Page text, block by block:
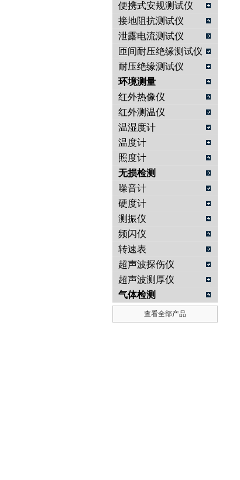
便携式安规测试仪
接地阻抗测试仪
泄露电流测试仪
匝间耐压绝缘测试仪
耐压绝缘测试仪
环境测量
红外热像仪
红外测温仪
温湿度计
温度计
照度计
无损检测
噪音计
硬度计
测振仪
频闪仪
转速表
超声波探伤仪
超声波测厚仪
气体检测
查看全部产品